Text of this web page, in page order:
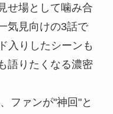
せ場として噛み合
気見向けの3話で
入りしたシーンも
語りたくなる濃密
ファンが"神回"と